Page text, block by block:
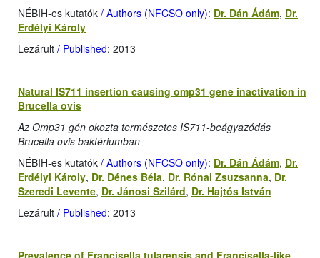
NÉBIH-es kutatók / Authors (NFCSO only): Dr. Dán Ádám, Dr.
Erdélyi Károly
Lezárult / Published: 2013
Natural IS711 insertion causing omp31 gene inactivation in
Brucella ovis
Az Omp31 gén okozta természetes IS711-beágyazódás
Brucella ovis baktériumban
NÉBIH-es kutatók / Authors (NFCSO only): Dr. Dán Ádám, Dr.
Erdélyi Károly, Dr. Dénes Béla, Dr. Rónai Zsuzsanna, Dr.
Szeredi Levente, Dr. Jánosi Szilárd, Dr. Hajtós István
Lezárult / Published: 2013